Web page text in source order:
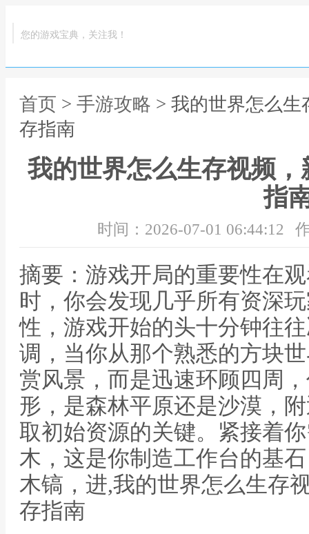
您的游戏宝典，关注我！
首页 > 手游攻略 > 我的世界怎么
存指南
我的世界怎么生存视频
指
时间：2026-07-01 06:44:12
摘要：游戏开局的重要性在
时，你会发现几乎所有资深
性，游戏开始的头十分钟往
调，当你从那个熟悉的方块
赏风景，而是迅速环顾四周
形，是森林平原还是沙漠，
取初始资源的关键。紧接着
木，这是你制造工作台的基
木镐，进,我的世界怎么生存
存指南